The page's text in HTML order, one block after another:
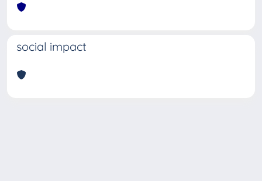
social impact